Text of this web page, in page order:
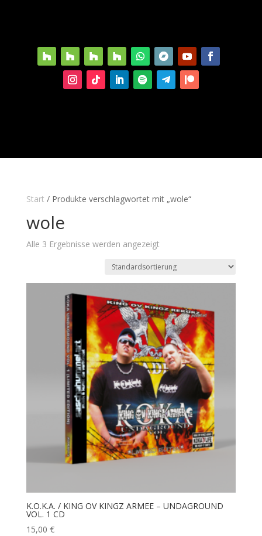
Start / Produkte verschlagwortet mit „wole“
wole
Alle 3 Ergebnisse werden angezeigt
K.O.K.A. / KING OV KINGZ ARMEE – UNDAGROUND
VOL. 1 CD
15,00 €